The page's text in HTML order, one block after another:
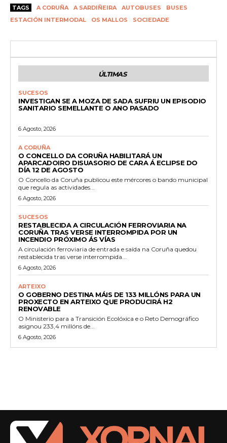
TAGS A CORUÑA A SARDIÑEIRA AUTOBUSES
BUSES
ESTACIÓN INTERMODAL
OS MALLOS SOCIEDADE
ÚLTIMAS
SUCESOS
INVESTIGAN SE A MOZA DE SADA SUFRIU UN EPISODIO
SANITARIO SEMELLANTE O ANO PASADO
6 Agosto, 2026
A CORUÑA
O CONCELLO DA CORUÑA HABILITARÁ UN
APARCADOIRO DISUASORIO DE CARA Á ECLIPSE DO
DÍA 12 DE AGOSTO
O Concello da Coruña publicou este mércores o bando municipal
que regula as actividades...
6 Agosto, 2026
SUCESOS
RESTABLECIDA A CIRCULACIÓN FERROVIARIA NA
CORUÑA TRAS VERSE INTERROMPIDA POR UN
INCENDIO PRÓXIMO ÁS VÍAS
A circulación ferroviaria de entrada e saída na Coruña quedou
restablecida tras verse interrompida...
6 Agosto, 2026
ARTEIXO
O GOBERNO DESTINA MÁIS DE 133 MILLÓNS PARA UN
PROXECTO EN ARTEIXO QUE PRODUCIRÁ H2
RENOVABLE
O Ministerio para a Transición Ecolóxica e o Reto Demográfico
asignou 233,4 millóns de...
6 Agosto, 2026